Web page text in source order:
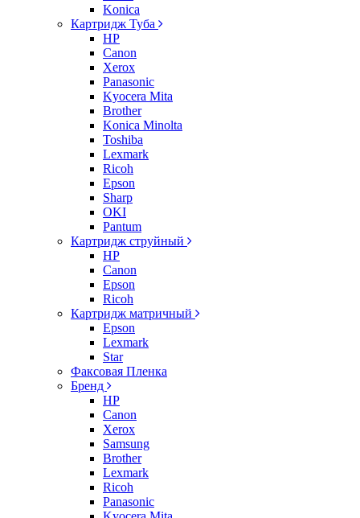
Konica
Картридж Туба
HP
Canon
Xerox
Panasonic
Kyocera Mita
Brother
Konica Minolta
Toshiba
Lexmark
Ricoh
Epson
Sharp
OKI
Pantum
Картридж струйный
HP
Canon
Epson
Ricoh
Картридж матричный
Epson
Lexmark
Star
Факсовая Пленка
Бренд
HP
Canon
Xerox
Samsung
Brother
Lexmark
Ricoh
Panasonic